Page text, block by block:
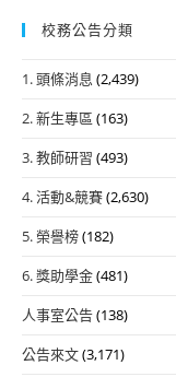
校務公告分類
1. 頭條消息 (2,439)
2. 新生專區 (163)
3. 教師研習 (493)
4. 活動&競賽(2,630)
5. 榮譽榜(182)
6. 獎助學金(481)
人事室公告(138)
公告來文(3,171)